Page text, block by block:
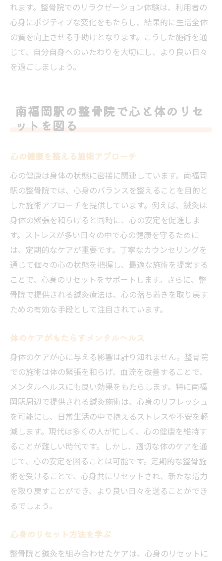
れます。整骨院でのリラクゼーション体験は、利用者の
心身にポジティブな変化をもたらし、結果的に生活全体
の質を向上させる手助けとなります。こうした施術を通
じて、自分自身へのいたわりを大切にし、より良い日々
を過ごしましょう。
南福岡駅の整骨院で心と体のリセ
ットを図る
心の健康を整える施術アプローチ
心の健康は身体の状態に密接に関連しています。南福岡
駅の整骨院では、心身のバランスを整えることを目的と
した施術アプローチを提供しています。例えば、鍼灸は
身体の緊張を和らげると同時に、心の安定を促進しま
す。ストレスが多い日々の中で心の健康を守るために
は、定期的なケアが重要です。丁寧なカウンセリングを
通じて個々の心の状態を把握し、最適な施術を提案する
ことで、心身のリセットをサポートします。さらに、整
骨院で提供される鍼灸療法は、心の落ち着きを取り戻す
ための有効な手段として注目されています。
体のケアがもたらすメンタルヘルス
身体のケアが心に与える影響は計り知れません。整骨院
での施術は体の緊張を和らげ、血流を改善することで、
メンタルヘルスにも良い効果をもたらします。特に南福
岡駅周辺で提供される鍼灸施術は、心身のリフレッシュ
を可能にし、日常生活の中で抱えるストレスや不安を軽
減します。現代は多くの人が忙しく、心の健康を維持す
ることが難しい時代です。しかし、適切な体のケアを通
じて、心の安定を図ることは可能です。定期的な整骨施
術を受けることで、心身共にリセットされ、新たな活力
を取り戻すことができ、より良い日々を送ることができ
るでしょう。
心身のリセット方法を学ぶ
整骨院と鍼灸を組み合わせたケアは、心身のリセットに